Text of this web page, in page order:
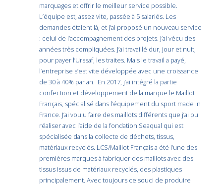
marquages et offrir le meilleur service possible.
L’équipe est, assez vite, passée à 5 salariés. Les
demandes étaient là, et j’ai proposé un nouveau service
: celui de l’accompagnement des projets. J’ai vécu des
années très compliquées. J’ai travaillé dur, jour et nuit,
pour payer l’Urssaf, les traites. Mais le travail a payé,
l’entreprise s’est vite développée avec une croissance
de 30 à 40% par an. En 2017, j’ai intégré la partie
confection et développement de la marque le Maillot
Français, spécialisé dans l’équipement du sport made in
France. J’ai voulu faire des maillots différents que j’ai pu
réaliser avec l’aide de la fondation Seaqual qui est
spécialisée dans la collecte de déchets, tissus,
matériaux recyclés. LCS/Maillot Français a été l’une des
premières marques à fabriquer des maillots avec des
tissus issus de matériaux recyclés, des plastiques
principalement. Avec toujours ce souci de produire